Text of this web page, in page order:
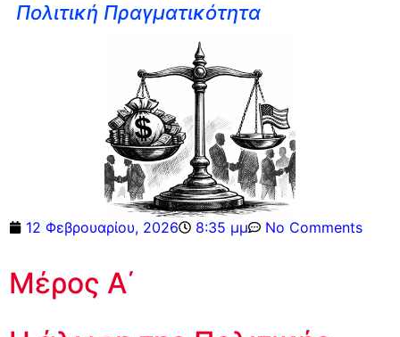
Πολιτική Πραγματικότητα
12 Φεβρουαρίου, 2026 8:35 μμ No Comments
Μέρος Α΄